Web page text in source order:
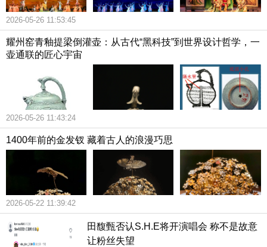
2026-05-26 11:53:45
耀州窑青釉提梁倒灌壶：从古代“黑科技”到世界设计哲学，一
壶通联的匠心宇宙
2026-05-26 11:43:24
1400年前的金发钗 藏着古人的浪漫巧思
2026-05-22 11:39:42
田馥甄否认S.H.E将开演唱会 称不是故意
让粉丝失望